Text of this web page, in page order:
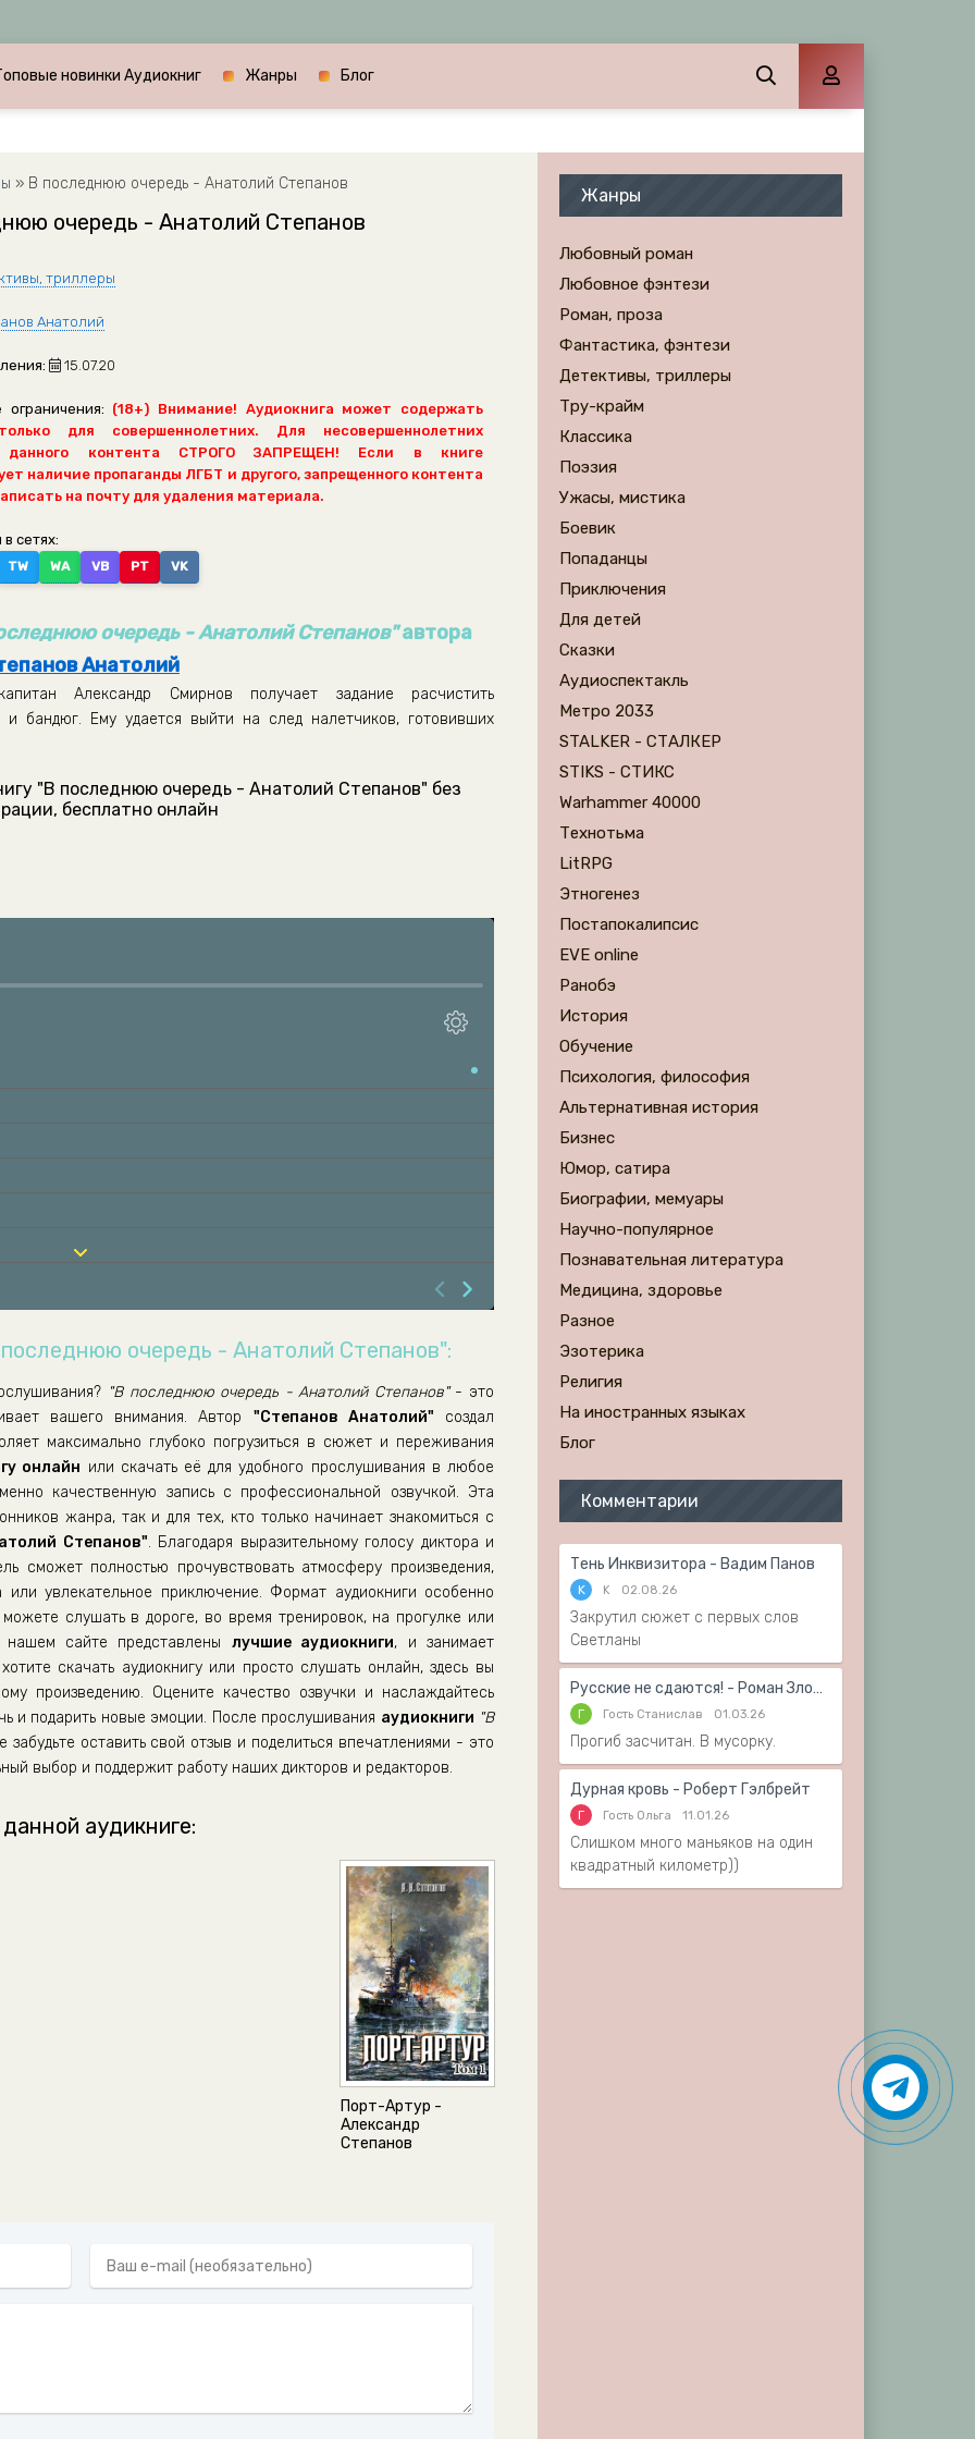
новинки Аудиокниг Жанры Блог
» В последнюю очередь - Анатолий Степанов
очередь - Анатолий Степанов
триллеры
Анатолий
15.07.20
ограничения: (18+) Внимание! Аудиокнига может содержать
для совершеннолетних. Для несовершеннолетних
данного контента СТРОГО ЗАПРЕЩЕН! Если в книге
наличие пропаганды ЛГБТ и другого, запрещенного контента
на почту для удаления материала.
сетях:
TW WA VB PT VK
очередь - Анатолий Степанов"автора
Анатолий
Александр Смирнов получает задание расчистить
бандюг. Ему удается выйти на след налетчиков, готовивших
"В последнюю очередь - Анатолий Степанов" без
бесплатно онлайн
очередь - Анатолий Степанов":
"В последнюю очередь - Анатолий Степанов"- это
вашего внимания. Автор "Степанов Анатолий" создал
максимально глубоко погрузиться в сюжет и переживания
онлайн или скачать её для удобного прослушивания в любое
качественную запись с профессиональной озвучкой. Эта
жанра, так и для тех, кто только начинает знакомиться с
Степанов". Благодаря выразительному голосу диктора и
сможет полностью прочувствовать атмосферу произведения,
увлекательное приключение. Формат аудиокниги особенно
слушать в дороге, во время тренировок, на прогулке или
сайте представлены лучшие аудиокниги, и занимает
скачать аудиокнигу или просто слушать онлайн, здесь вы
произведению. Оцените качество озвучки и наслаждайтесь
и подарить новые эмоции. После прослушивания аудиокниги "В
забудьте оставить свой отзыв и поделиться впечатлениями - это
выбор и поддержит работу наших дикторов и редакторов.
аудикниге:
Порт-Артур -
Александр
Степанов
Жанры
Любовный роман
Любовное фэнтези
Роман, проза
Фантастика, фэнтези
Детективы, триллеры
Тру-крайм
Классика
Поэзия
Ужасы, мистика
Боевик
Попаданцы
Приключения
Для детей
Сказки
Аудиоспектакль
Метро 2033
STALKER - СТАЛКЕР
STIKS - СТИКС
Warhammer 40000
Технотьма
LitRPG
Этногенез
Постапокалипсис
EVE online
Ранобэ
История
Обучение
Психология, философия
Альтернативная история
Бизнес
Юмор, сатира
Биографии, мемуары
Научно-популярное
Познавательная литература
Медицина, здоровье
Разное
Эзотерика
Религия
На иностранных языках
Блог
Комментарии
Тень Инквизитора - Вадим Панов
K K 02.08.26
Закрутил сюжет с первых слов
Светланы
Русские не сдаются! - Роман Злотников
Г Гость Станислав 01.03.26
Прогиб засчитан. В мусорку.
Дурная кровь - Роберт Гэлбрейт
Г Гость Ольга 11.01.26
Слишком много маньяков на один
квадратный километр))